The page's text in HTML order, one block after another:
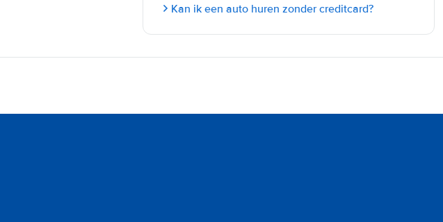
Kan ik een auto huren zonder creditcard?